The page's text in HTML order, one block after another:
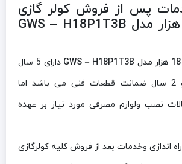
پس از فروش کولر گازی
T3 گرین 18 هزار مدل GWS – H18P1T3B
دارای 5 سال
ضمانت كمپرسور و 2 سال ضمانت قطعات فنی می باشد اما
نصب ولوازم مصرفی مورد نیاز بر عهده
اندازی وخدمات بعد از فروش کلیه کولرگازی